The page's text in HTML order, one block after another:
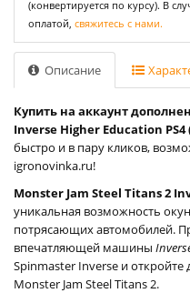
(конвертируется по курсу). В
оплатой, свяжитесь с нами.
Описание
Купить на аккаунт
Inverse Higher Education PS4
быстро и в пару кликов,
igronovinka.ru!
Monster Jam Steel Titans 2
уникальная возможность
потрясающих автомобилей.
впечатляющей машины
Spinmaster Inverse и откройте
Monster Jam Steel Titans 2.